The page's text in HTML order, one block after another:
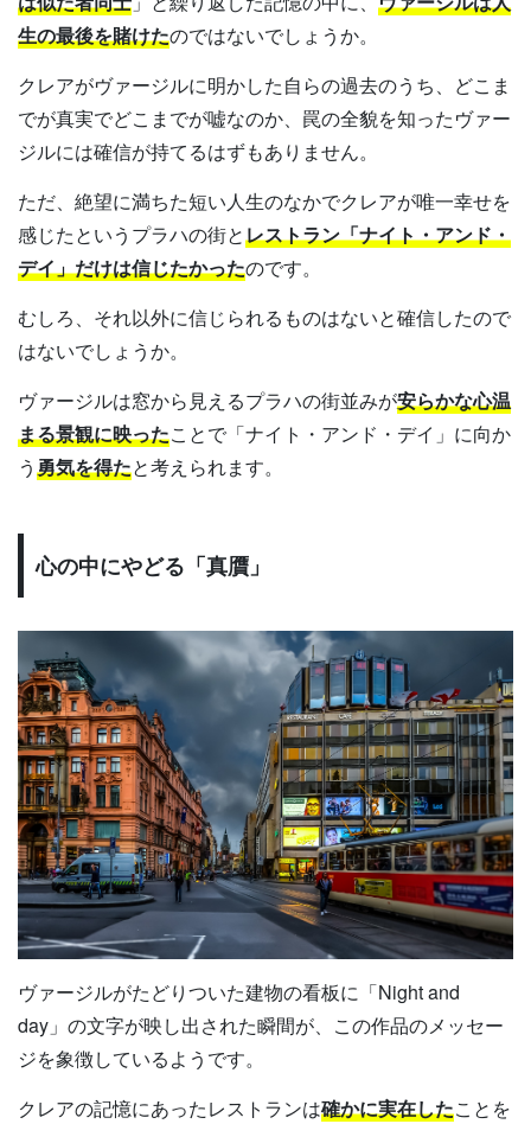
生の最後を賭けたのではないでしょうか。
クレアがヴァージルに明かした自らの過去のうち、どこま
でが真実でどこまでが嘘なのか、罠の全貌を知ったヴァー
ジルには確信が持てるはずもありません。
ただ、絶望に満ちた短い人生のなかでクレアが唯一幸せを
感じたというプラハの街とレストラン「ナイト・アンド・
デイ」だけは信じたかったのです。
むしろ、それ以外に信じられるものはないと確信したので
はないでしょうか。
ヴァージルは窓から見えるプラハの街並みが安らかな心温
まる景観に映ったことで「ナイト・アンド・デイ」に向か
う勇気を得たと考えられます。
心の中にやどる「真贋」
ヴァージルがたどりついた建物の看板に「Night and
day」の文字が映し出された瞬間が、この作品のメッセー
ジを象徴しているようです。
クレアの記憶にあったレストランは確かに実在したことを